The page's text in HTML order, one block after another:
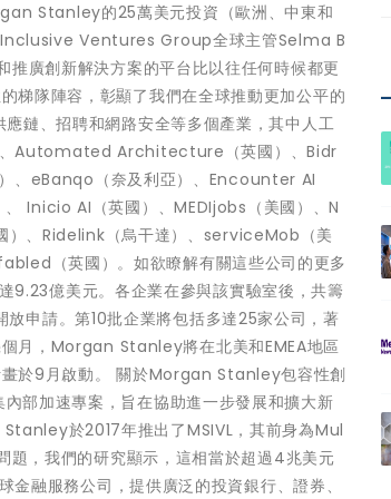
Stanley的25萬美元投資（歐洲、中東和
Inclusive Ventures Group全球主管Selma B
廣創新解決方案的平台比以往任何時候都更
梯隊陣容，彰顯了我們在全球推動更加公平的
鏈、招聘和網路安全等多個產業，其中人工
、Automated Architecture（英國）、Bidr
、eBanqo（奈及利亞）、Encounter AI
Inicio AI（英國）、MEDIjobs（美國）、N
、Ridelink（烏干達）、serviceMob（美
（英國）。如欲瞭解有關這些公司的更多
9.23億美元。各企業在參與該實驗室後，共籌
申請。第10批企業將包括多達25家公司，著
月，Morgan Stanley將在北美和EMEA地區
畫於9月啟動。 關於Morgan Stanley包容性創
部加速專案，旨在協助進一步發展和擴大新
於2017年推出了MSIVL，其前身為Mul
，我們的研究顯示，這相當於超過4兆美元
服務公司，提供廣泛的投資銀行、證券、